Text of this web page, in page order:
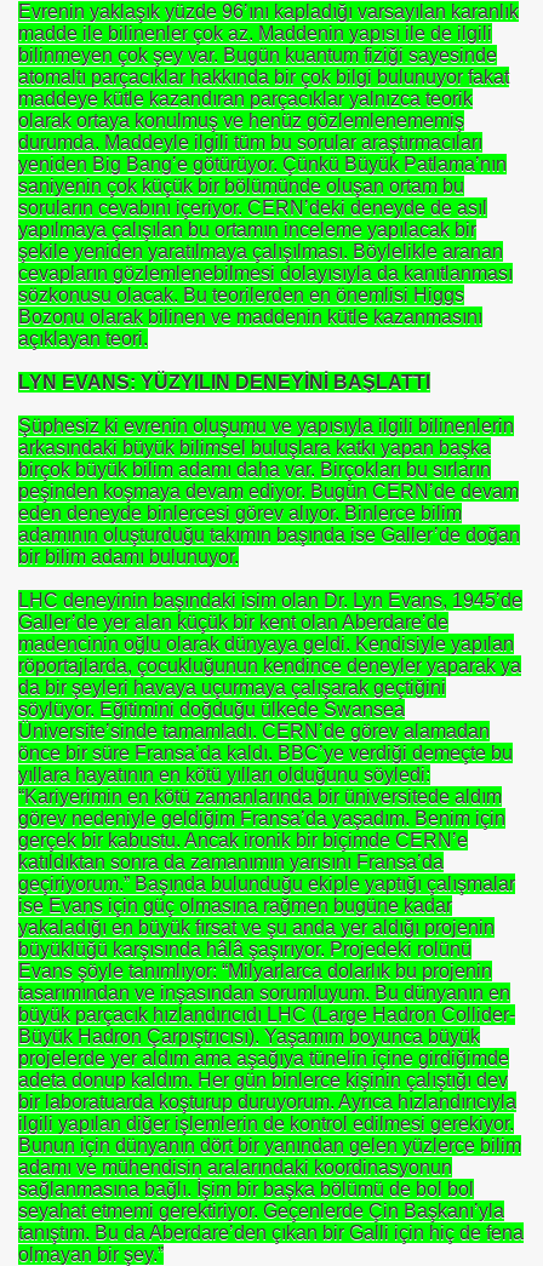
Evrenin yaklaşık yüzde 96’ını kapladığı varsayılan karanlık
madde ile bilinenler çok az. Maddenin yapısı ile de ilgili
bilinmeyen çok şey var. Bugün kuantum fiziği sayesinde
atomaltı parçacıklar hakkında bir çok bilgi bulunuyor fakat
maddeye kütle kazandıran parçacıklar yalnızca teorik
olarak ortaya konulmuş ve henüz gözlemlenememiş
durumda. Maddeyle ilgili tüm bu sorular araştırmacıları
yeniden Big Bang’e götürüyor. Çünkü Büyük Patlama’nın
saniyenin çok küçük bir bölümünde oluşan ortam bu
soruların cevabını içeriyor. CERN’deki deneyde de asıl
yapılmaya çalışılan bu ortamın inceleme yapılacak bir
şekile yeniden yaratılmaya çalışılması. Böylelikle aranan
cevapların gözlemlenebilmesi dolayısıyla da kanıtlanması
sözkonusu olacak. Bu teorilerden en önemlisi Higgs
Bozonu olarak bilinen ve maddenin kütle kazanmasını
açıklayan teori.
LYN EVANS: YÜZYILIN DENEYİNİ BAŞLATTI
Şüphesiz ki evrenin oluşumu ve yapısıyla ilgili bilinenlerin
arkasındaki büyük bilimsel buluşlara katkı yapan başka
birçok büyük bilim adamı daha var. Birçokları bu sırların
peşinden koşmaya devam ediyor. Bugün CERN’de devam
eden deneyde binlercesi görev alıyor. Binlerce bilim
adamının oluşturduğu takımın başında ise Galler’de doğan
bir bilim adamı bulunuyor.
LHC deneyinin başındaki isim olan Dr. Lyn Evans, 1945’de
Galler’de yer alan küçük bir kent olan Aberdare’de
madencinin oğlu olarak dünyaya geldi. Kendisiyle yapılan
röportajlarda, çocukluğunun kendince deneyler yaparak ya
da bir şeyleri havaya uçurmaya çalışarak geçtiğini
söylüyor. Eğitimini doğduğu ülkede Swansea
Üniversite’sinde tamamladı. CERN’de görev alamadan
önce bir süre Fransa’da kaldı. BBC’ye verdiği demeçte bu
yıllara hayatının en kötü yılları olduğunu söyledi:
“Kariyerimin en kötü zamanlarında bir üniversitede aldım
görev nedeniyle geldiğim Fransa’da yaşadım. Benim için
gerçek bir kabustu. Ancak ironik bir biçimde CERN’e
katıldıktan sonra da zamanımın yarısını Fransa’da
geçiriyorum.” Başında bulunduğu ekiple yaptığı çalışmalar
ise Evans için güç olmasına rağmen bugüne kadar
yakaladığı en büyük fırsat ve şu anda yer aldığı projenin
büyüklüğü karşısında hâlâ şaşırıyor. Projedeki rolünü
Evans şöyle tanımlıyor: “Milyarlarca dolarlık bu projenin
tasarımından ve inşasından sorumluyum. Bu dünyanın en
büyük parçacık hızlandırıcıdı LHC (Large Hadron Collider-
Büyük Hadron Çarpıştrıcısı). Yaşamım boyunca büyük
projelerde yer aldım ama aşağıya tünelin içine girdiğimde
adeta donup kaldım. Her gün binlerce kişinin çalıştığı dev
bir laboratuarda koşturup duruyorum. Ayrıca hızlandırıcıyla
ilgili yapılan diğer işlemlerin de kontrol edilmesi gerekiyor.
Bunun için dünyanın dört bir yanından gelen yüzlerce bilim
adamı ve mühendisin aralarındaki koordinasyonun
sağlanmasına bağlı. İşim bir başka bölümü de bol bol
seyahat etmemi gerektiriyor. Geçenlerde Çin Başkanı’yla
tanıştım. Bu da Aberdare’den çıkan bir Galli için hiç de fena
olmayan bir şey.”
Oturan TekProf. Maliye Bakanı
Mücadele Derneği
ERDEMi
?